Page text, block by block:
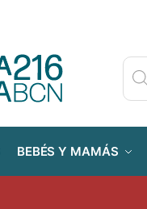
BEBÉS Y MAMÁS